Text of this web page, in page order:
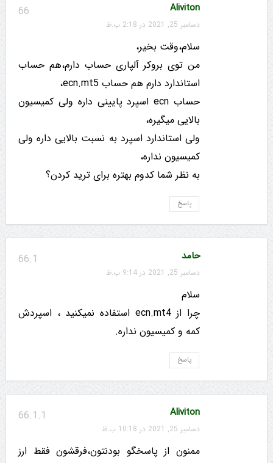
66 Aliviton
دسامبر 25, 2021 در 2:18 ب.ظ
سلام،وقت بخیر،
من توی بروکر آلپاری حساب دارم،هم حساب
استاندارد دارم هم حساب ecn.mt5،
حساب ecn اسپرد پایینی داره ولی کمیسیون
بالایی میگیره،
ولی استاندارد اسپرد به نسبت بالایی داره ولی
کمیسیون نداره،
به نظر شما کدوم بهتره برای ترید کردن؟
پاسخ
66.1 حامد
دسامبر 25, 2021 در 9:14 ب.ظ
سلام
چرا از ecn.mt4 استفاده نمیکنید ، اسپردش
کمه و کمیسیون نداره.
پاسخ
66.1.1 Aliviton
دسامبر 25, 2021 در 10:18 ب.ظ
ممنون از پاسخگو بودنتون،فرقشون فقط ارز